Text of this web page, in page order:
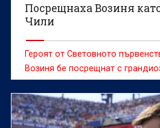
Посрещнаха Возиня
Чили
Героят от Световното
Возиня бе посрещнат с
сряда, след като се
гранд Коло Коло, предаде ДПА.